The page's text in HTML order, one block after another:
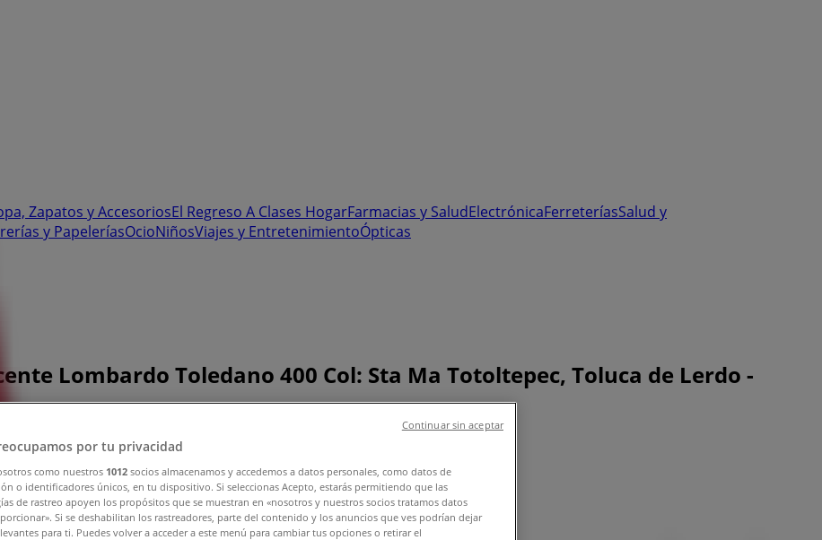
Zapatos y AccesoriosEl Regreso A Clases HogarFarmacias y SaludElectrónicaFerreteríasSalud y
y PapeleríasOcioNiñosViajes y EntretenimientoÓpticas
Lombardo Toledano 400 Col: Sta Ma Totoltepec, Toluca de Lerdo -
400 Col: Sta Ma Totoltepec
por tu privacidad
como nuestros 1012 socios almacenamos y accedemos a datos personales, como datos de
o identificadores únicos, en tu dispositivo. Si seleccionas Acepto, estarás permitiendo que las
de rastreo apoyen los propósitos que se muestran en «nosotros y nuestros socios tratamos datos
Si se deshabilitan los rastreadores, parte del contenido y los anuncios que ves podrían dejar
para ti. Puedes volver a acceder a este menú para cambiar tus opciones o retirar el
Continuar sin aceptar